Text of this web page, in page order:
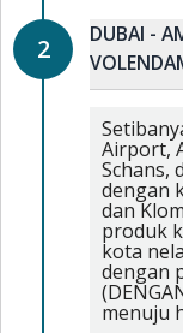
2
DUBAI -
Airport,
Schans,
dengan
dan
produk
kota
dengan
menuju